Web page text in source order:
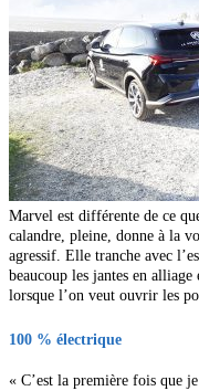
Marvel est différente de ce
calandre, pleine, donne à la
agressif. Elle tranche avec
beaucoup les jantes en
lorsque l’on veut ouvrir les
100 % électrique
« C’est la première fois que